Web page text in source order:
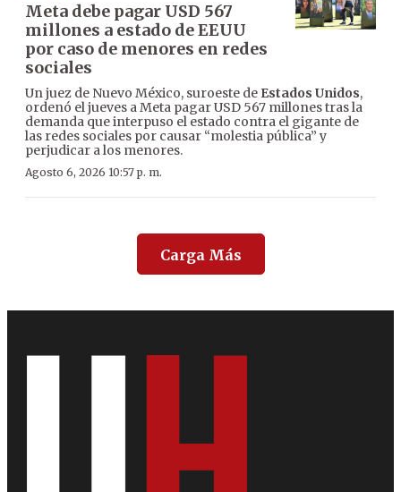
Meta debe pagar USD 567
millones a estado de EEUU
por caso de menores en redes
sociales
Un juez de Nuevo México, suroeste de Estados Unidos,
ordenó el jueves a Meta pagar USD 567 millones tras la
demanda que interpuso el estado contra el gigante de
las redes sociales por causar “molestia pública” y
perjudicar a los menores.
Agosto 6, 2026 10:57 p. m.
Carga Más